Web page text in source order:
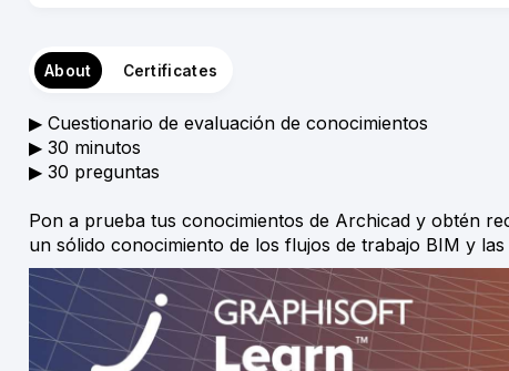
About Certificates
▶︎ Cuestionario de evaluación de conocimientos
▶︎ 30 minutos
▶︎ 30 preguntas
Pon a prueba tus conocimientos de Archicad y obtén
un sólido conocimiento de los flujos de trabajo BIM y